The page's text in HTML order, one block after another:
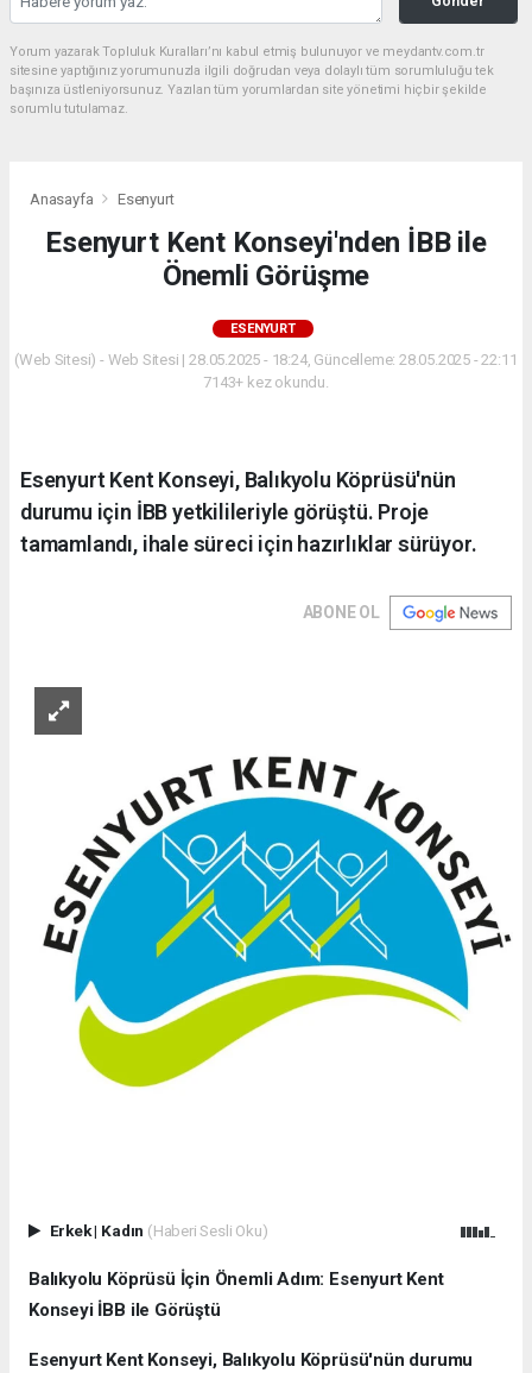
Yorum yazarak Topluluk Kuralları’nı kabul etmiş bulunuyor ve meydantv.com.tr
sitesine yaptığınız yorumunuzla ilgili doğrudan veya dolaylı tüm sorumluluğu tek
başınıza üstleniyorsunuz. Yazılan tüm yorumlardan site yönetimi hiçbir şekilde
sorumlu tutulamaz.
Anasayfa Esenyurt
Esenyurt Kent Konseyi'nden İBB ile
Önemli Görüşme
ESENYURT
(Web Sitesi) - Web Sitesi | 28.05.2025 - 18:24, Güncelleme: 28.05.2025 - 22:11
7143+ kez okundu.
Esenyurt Kent Konseyi, Balıkyolu Köprüsü'nün
durumu için İBB yetkilileriyle görüştü. Proje
tamamlandı, ihale süreci için hazırlıklar sürüyor.
ABONE OL
Erkek| Kadın (Haberi Sesli Oku)
Balıkyolu Köprüsü İçin Önemli Adım: Esenyurt Kent
Konseyi İBB ile Görüştü
Esenyurt Kent Konseyi, Balıkyolu Köprüsü'nün durumu